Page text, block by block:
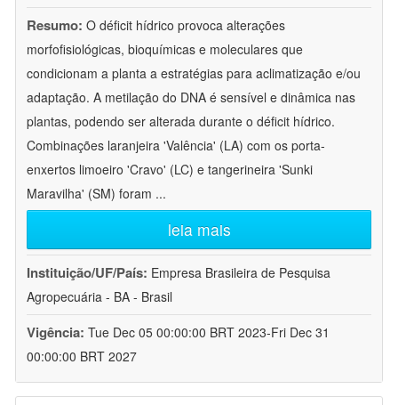
Resumo: O déficit hídrico provoca alterações
morfofisiológicas, bioquímicas e moleculares que
condicionam a planta a estratégias para aclimatização e/ou
adaptação. A metilação do DNA é sensível e dinâmica nas
plantas, podendo ser alterada durante o déficit hídrico.
Combinações laranjeira 'Valência' (LA) com os porta-
enxertos limoeiro 'Cravo' (LC) e tangerineira 'Sunki
Maravilha' (SM) foram ...
leia mais
Instituição/UF/País: Empresa Brasileira de Pesquisa
Agropecuária - BA - Brasil
Vigência: Tue Dec 05 00:00:00 BRT 2023-Fri Dec 31
00:00:00 BRT 2027